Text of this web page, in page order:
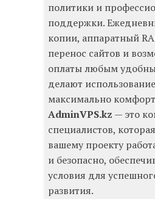
политики и
поддержки.
копии, аппаратный
перенос сайтов и
оплаты любым
делают
максимально
AdminVPS.kz — это
специалистов,
вашему проекту
и безопасно,
условия для
развития.